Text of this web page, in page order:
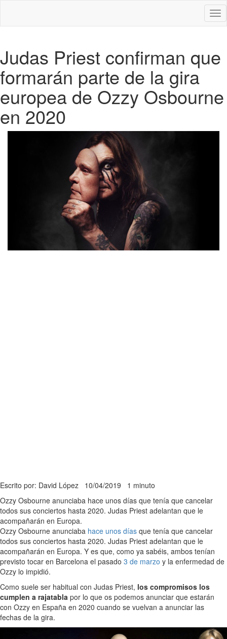
Judas Priest confirman que
formarán parte de la gira
europea de Ozzy Osbourne
en 2020
Escrito por: David López 10/04/2019 1 minuto
Ozzy Osbourne anunciaba hace unos días que tenía que cancelar
todos sus conciertos hasta 2020. Judas Priest adelantan que le
acompañarán en Europa.
Ozzy Osbourne anunciaba hace unos días que tenía que cancelar
todos sus conciertos hasta 2020. Judas Priest adelantan que le
acompañarán en Europa. Y es que, como ya sabéis, ambos tenían
previsto tocar en Barcelona el pasado 3 de marzo y la enfermedad de
Ozzy lo impidió.
Como suele ser habitual con Judas Priest, los compromisos los
cumplen a rajatabla por lo que os podemos anunciar que estarán
con Ozzy en España en 2020 cuando se vuelvan a anunciar las
fechas de la gira.